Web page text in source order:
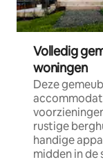
Volledig
woningen
Deze
rustige
handige
midden in de